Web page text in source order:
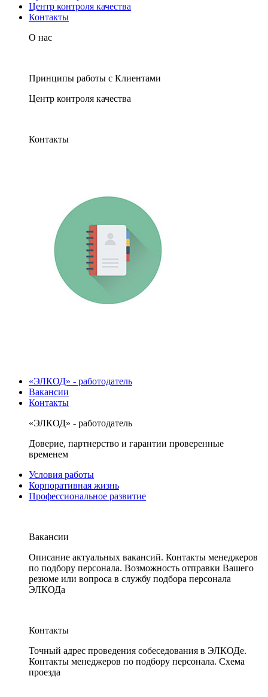
Центр контроля качества
Контакты
О нас
Принципы работы с Клиентами
Центр контроля качества
Контакты
«ЭЛКОД» - работодатель
Вакансии
Контакты
«ЭЛКОД» - работодатель
Доверие, партнерство и гарантии проверенные
временем
Условия работы
Корпоративная жизнь
Профессиональное развитие
Вакансии
Описание актуальных вакансий. Контакты менеджеров
по подбору персонала. Возможность отправки Вашего
резюме или вопроса в службу подбора персонала
ЭЛКОДа
Контакты
Точный адрес проведения собеседования в ЭЛКОДе.
Контакты менеджеров по подбору персонала. Схема
проезда